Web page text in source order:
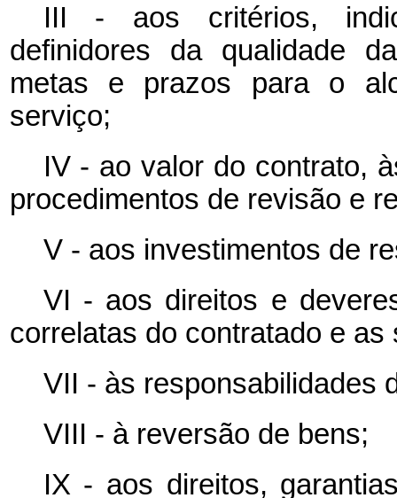
III - aos critérios,
definidores da qualidade
metas e prazos para o
serviço;
IV - ao valor do contrato,
procedimentos de revisão e
V - aos investimentos de
VI - aos direitos e
correlatas do contratado e
VII - às responsabilidades
VIII - à reversão de bens;
IX - aos direitos,